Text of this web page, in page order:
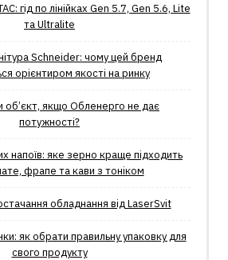
гід по лінійках Gen 5.7, Gen 5.6, Lite
та Ultralite
Schneider: чому цей бренд
орієнтиром якості на ринку
об’єкт, якщо Обленерго не дає
потужності?
напоїв: яке зерно краще підходить
фрапе та кави з тоніком
обладнання від LaserSvit
як обрати правильну упаковку для
свого продукту